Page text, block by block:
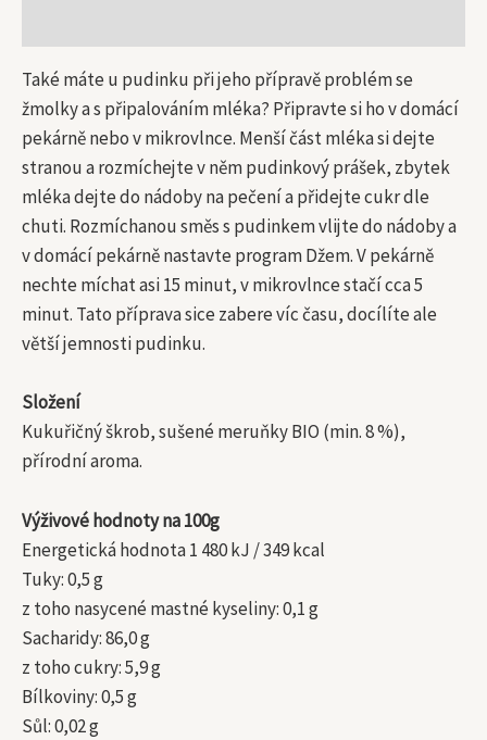
Také máte u pudinku při jeho přípravě problém se
žmolky a s připalováním mléka? Připravte si ho v domácí
pekárně nebo v mikrovlnce. Menší část mléka si dejte
stranou a rozmíchejte v něm pudinkový prášek, zbytek
mléka dejte do nádoby na pečení a přidejte cukr dle
chuti. Rozmíchanou směs s pudinkem vlijte do nádoby a
v domácí pekárně nastavte program Džem. V pekárně
nechte míchat asi 15 minut, v mikrovlnce stačí cca 5
minut. Tato příprava sice zabere víc času, docílíte ale
větší jemnosti pudinku.
Složení
Kukuřičný škrob, sušené meruňky BIO (min. 8 %),
přírodní aroma.
Výživové hodnoty na 100g
Energetická hodnota 1 480 kJ / 349 kcal
Tuky: 0,5 g
z toho nasycené mastné kyseliny: 0,1 g
Sacharidy: 86,0 g
z toho cukry: 5,9 g
Bílkoviny: 0,5 g
Sůl: 0,02 g